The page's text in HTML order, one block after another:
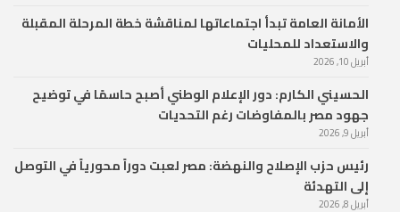
الأمانة العامة تبدأ اجتماعاتها لمناقشة خطة المرحلة المقبلة
والاستعداد للمحليات
أبريل 10, 2026
الحسيني الكارم: دور الإعلام الوطني أصبح حاسمًا في توضيح
جهود مصر بالمفاوضات رغم التحديات
أبريل 9, 2026
رئيس حزب الإصلاح والنهضة: مصر لعبت دوراً محورياً في التوصل
إلى التهدئة
أبريل 8, 2026